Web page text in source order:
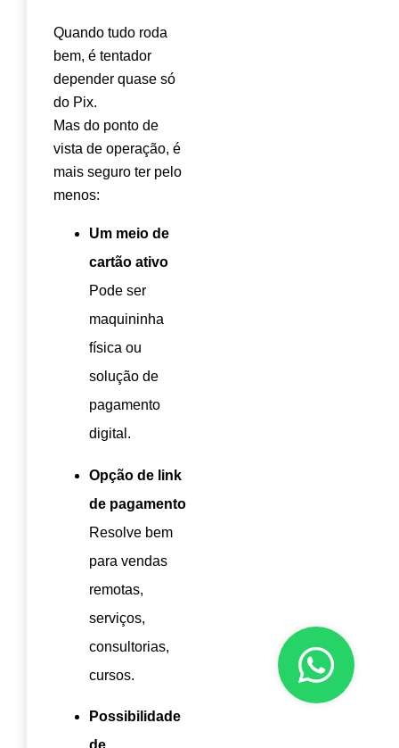
Quando tudo roda
bem, é tentador
depender quase só
do Pix.
Mas do ponto de
vista de operação, é
mais seguro ter pelo
menos:
Um meio de
cartão ativo
Pode ser
maquininha
física ou
solução de
pagamento
digital.
Opção de link
de pagamento
Resolve bem
para vendas
remotas,
serviços,
consultorias,
cursos.
Possibilidade
de